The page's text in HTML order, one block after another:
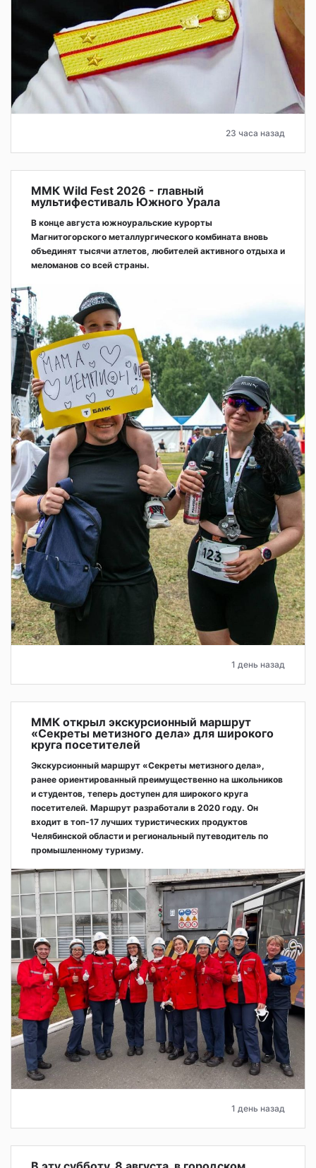
23 часа назад
ММК Wild Fest 2026 - главный
мультифестиваль Южного Урала
В конце августа южноуральские курорты
Магнитогорского металлургического комбината вновь
объединят тысячи атлетов, любителей активного отдыха и
меломанов со всей страны.
1 день назад
ММК открыл экскурсионный маршрут
«Секреты метизного дела» для широкого
круга посетителей
Экскурсионный маршрут «Секреты метизного дела»,
ранее ориентированный преимущественно на школьников
и студентов, теперь доступен для широкого круга
посетителей. Маршрут разработали в 2020 году. Он
входит в топ-17 лучших туристических продуктов
Челябинской области и региональный путеводитель по
промышленному туризму.
1 день назад